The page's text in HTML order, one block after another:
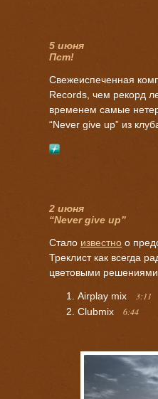
5 июня
Пст!
Свежеиспеченная
Records, чем рекорд
временем самые
“Never give up” из
2 июня
“Never give up”
Стало известно о
Треклист как всегда
цветовыми
Airplay mix
3:11
Clubmix
6:44